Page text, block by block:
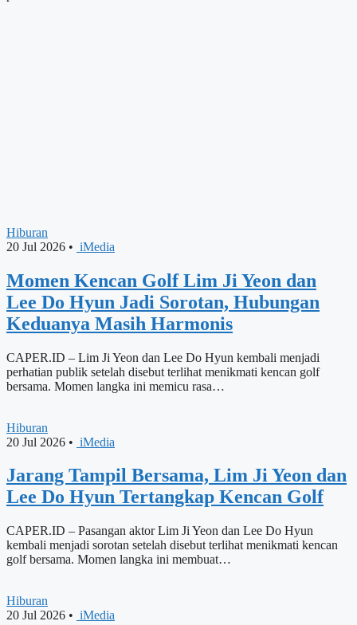
Hiburan
20 Jul 2026 • iMedia
Momen Kencan Golf Lim Ji Yeon dan
Lee Do Hyun Jadi Sorotan, Hubungan
Keduanya Masih Harmonis
CAPER.ID – Lim Ji Yeon dan Lee Do Hyun kembali menjadi
perhatian publik setelah disebut terlihat menikmati kencan golf
bersama. Momen langka ini memicu rasa…
Hiburan
20 Jul 2026 • iMedia
Jarang Tampil Bersama, Lim Ji Yeon dan
Lee Do Hyun Tertangkap Kencan Golf
CAPER.ID – Pasangan aktor Lim Ji Yeon dan Lee Do Hyun
kembali menjadi sorotan setelah disebut terlihat menikmati kencan
golf bersama. Momen langka ini membuat…
Hiburan
20 Jul 2026 • iMedia